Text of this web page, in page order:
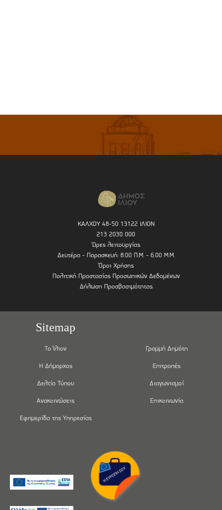
ΚΑΛΧΟΥ 48-50 13122 ΙΛΙΟΝ
213 2030 000
Ώρες λειτουργίας
Δευτέρα - Παρασκευή: 8.00 Π.Μ. - 6.00 Μ.Μ.
Όροι Χρήσης
Πολιτική Προστασίας Προσωπικών Δεδομένων
Δήλωση Προσβασιμότητας
Sitemap
Το Ίλιον
Η Δήμαρχος
Δελτία Τύπου
Ανακοινώσεις
Εφημερίδα της Υπηρεσίας
Γραμμή Δημότη
Επιτροπές
Διαγωνισμοί
Επικοινωνία